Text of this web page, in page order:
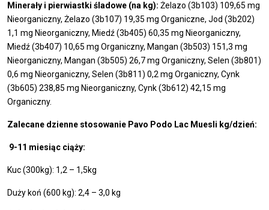
Minerały i pierwiastki śladowe (na kg): Żelazo (3b103) 109,65 mg
Nieorganiczny, Żelazo (3b107) 19,35 mg Organiczne, Jod (3b202)
1,1 mg Nieorganiczny, Miedź (3b405) 60,35 mg Nieorganiczny,
Miedź (3b407) 10,65 mg Organiczny, Mangan (3b503) 151,3 mg
Nieorganiczny, Mangan (3b505) 26,7 mg Organiczny, Selen (3b801)
0,6 mg Nieorganiczny, Selen (3b811) 0,2 mg Organiczny, Cynk
(3b605) 238,85 mg Nieorganiczny, Cynk (3b612) 42,15 mg
Organiczny.
Zalecane dzienne stosowanie Pavo Podo Lac Muesli kg/dzień:
9-11 miesiąc ciąży:
Kuc (300kg): 1,2 – 1,5kg
Duży koń (600 kg): 2,4 – 3,0 kg